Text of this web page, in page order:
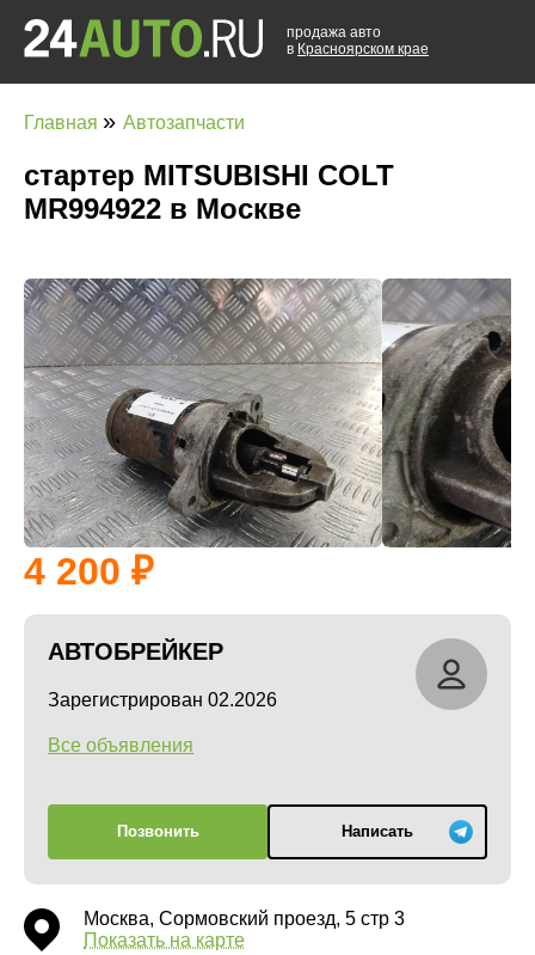
продажа авто
в Красноярском крае
Главная » Автозапчасти
стартер MITSUBISHI COLT
MR994922 в Москве
4 200
АВТОБРЕЙКЕР
Зарегистрирован 02.2026
Все объявления
Позвонить Написать
Москва, Сормовский проезд, 5 стр 3
Показать на карте